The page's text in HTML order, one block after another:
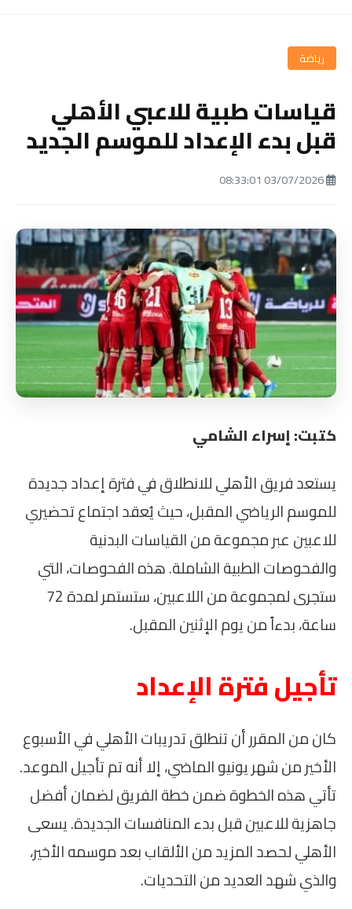
رياضة
قياسات طبية للاعبي الأهلي
قبل بدء الإعداد للموسم الجديد
كتبت: إسراء الشامي
يستعد فريق الأهلي للانطلاق في فترة إعداد جديدة
للموسم الرياضي المقبل، حيث يُعقد اجتماع تحضيري
للاعبين عبر مجموعة من القياسات البدنية
والفحوصات الطبية الشاملة. هذه الفحوصات، التي
ستجرى لمجموعة من اللاعبين، ستستمر لمدة 72
ساعة، بدءاً من يوم الإثنين المقبل.
تأجيل فترة الإعداد
كان من المقرر أن تنطلق تدريبات الأهلي في الأسبوع
الأخير من شهر يونيو الماضي، إلا أنه تم تأجيل الموعد.
تأتي هذه الخطوة ضمن خطة الفريق لضمان أفضل
جاهزية للاعبين قبل بدء المنافسات الجديدة. يسعى
الأهلي لحصد المزيد من الألقاب بعد موسمه الأخير،
والذي شهد العديد من التحديات.